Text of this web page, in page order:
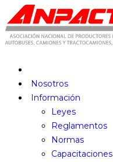
Nosotros
Información
Leyes
Reglamentos
Normas
Capacitaciones